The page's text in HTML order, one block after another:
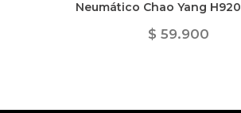
Neumático Chao Yang
$ 59.900